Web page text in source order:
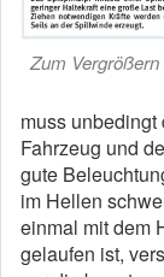
Zum
muss
Fahrzeug und
gute
im Hellen
einmal mit dem
gelaufen ist,